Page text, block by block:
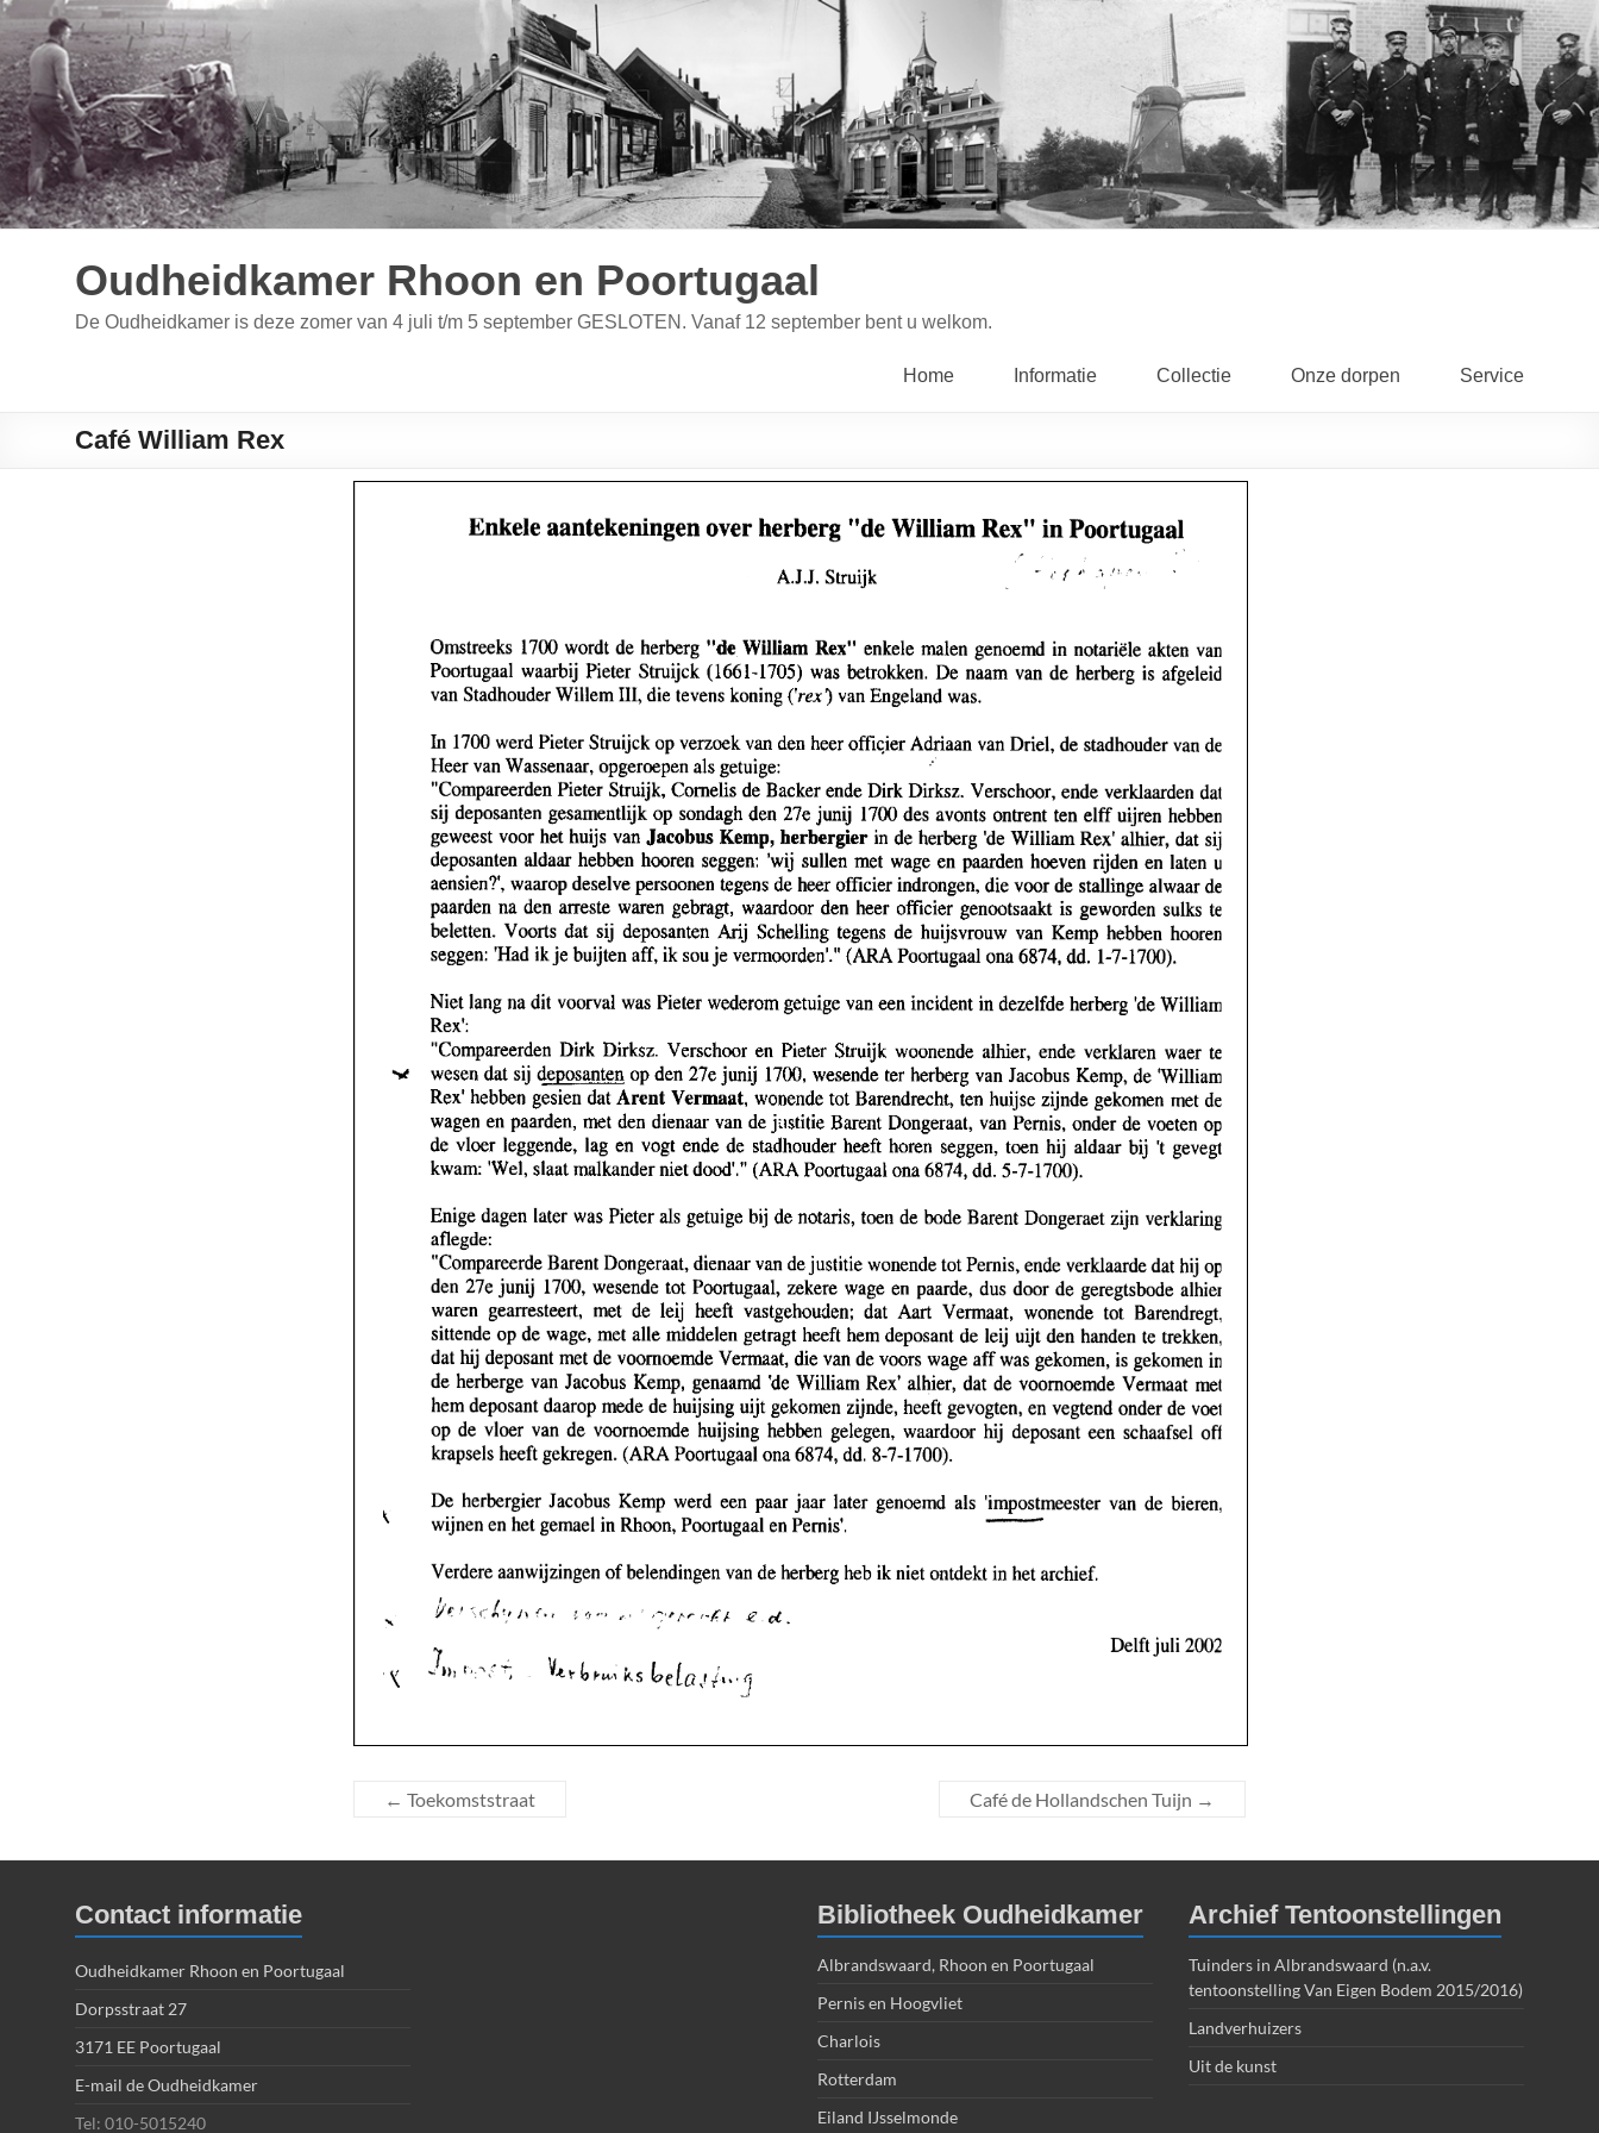
Ga
naar
de
inhoud
Oudheidkamer Rhoon en Poortugaal
De Oudheidkamer is deze zomer van 4 juli t/m 5 september GESLOTEN. Vanaf 12 september bent u welkom.
Home Informatie Collectie Onze dorpen Service
Café William Rex
← Toekomststraat Café de Hollandschen Tuijn →
Contact informatie
Oudheidkamer Rhoon en Poortugaal
Dorpsstraat 27
3171 EE Poortugaal
E-mail de Oudheidkamer
Tel: 010-5015240
Bibliotheek Oudheidkamer
Albrandswaard, Rhoon en Poortugaal
Pernis en Hoogvliet
Charlois
Rotterdam
Eiland IJsselmonde
Archief Tentoonstellingen
Tuinders in Albrandswaard (n.a.v.
tentoonstelling Van Eigen Bodem 2015/2016)
Landverhuizers
Uit de kunst